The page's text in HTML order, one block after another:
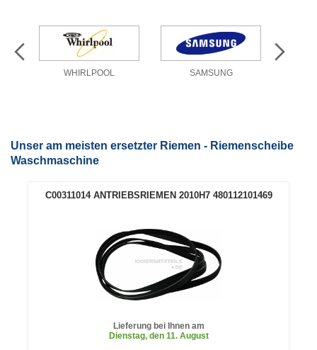
WHIRLPOOL SAMSUNG
Unser am meisten ersetzter Riemen - Riemenscheibe
Waschmaschine
C00311014 ANTRIEBSRIEMEN 2010H7 480112101469
Lieferung bei Ihnen am
Dienstag, den 11. August